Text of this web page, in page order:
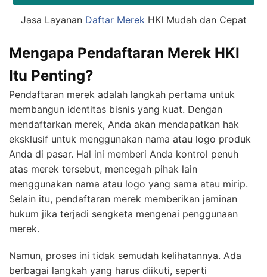
Jasa Layanan Daftar Merek HKI Mudah dan Cepat
Mengapa Pendaftaran Merek HKI
Itu Penting?
Pendaftaran merek adalah langkah pertama untuk
membangun identitas bisnis yang kuat. Dengan
mendaftarkan merek, Anda akan mendapatkan hak
eksklusif untuk menggunakan nama atau logo produk
Anda di pasar. Hal ini memberi Anda kontrol penuh
atas merek tersebut, mencegah pihak lain
menggunakan nama atau logo yang sama atau mirip.
Selain itu, pendaftaran merek memberikan jaminan
hukum jika terjadi sengketa mengenai penggunaan
merek.
Namun, proses ini tidak semudah kelihatannya. Ada
berbagai langkah yang harus diikuti, seperti